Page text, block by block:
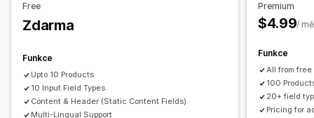
Variantní příplatky
Prémiové příplatky
Skladové zásoby
Free
Zdarma
Funkce
Upto 10 Products
10 Input Field Types
Content & Header (Static Content Fields)
Multi-Lingual Support
Premium
$4.99/
Funkce
All from free
100
20+ field
Pricing for